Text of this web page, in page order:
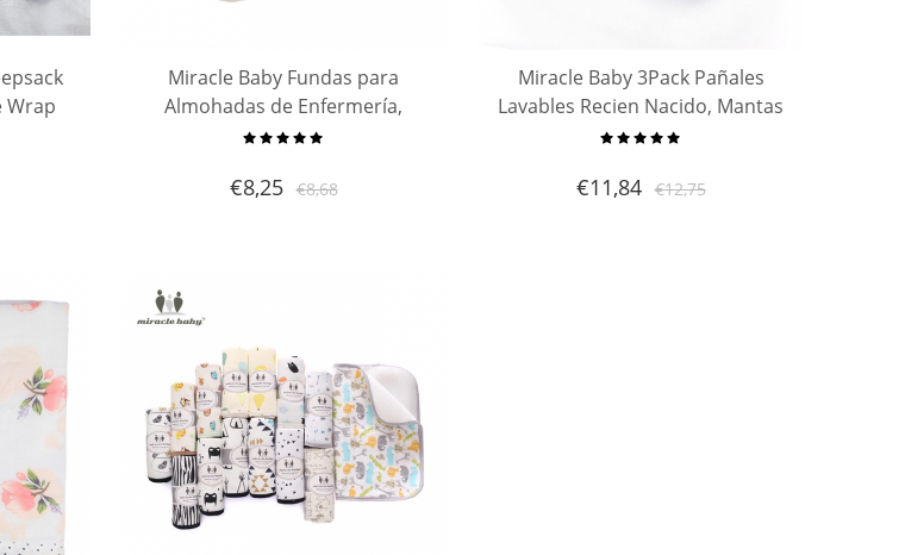
Wrap
dormir
Miracle Baby Fundas para
Almohadas de Enfermería,
Fundas de Almohada 100%
Forma de U para Niño
€8,25 €8,68
Miracle Baby 3Pack Pañales
Lavables Recien Nacido, Mantas
Niños Manta Bebé -"Diente de
bambú, 30% Algodón Orgánico,
€11,84 €12,75